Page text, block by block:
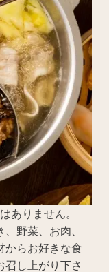
ありません。
野菜、お肉、
からお好きな食
召し上がり下さ